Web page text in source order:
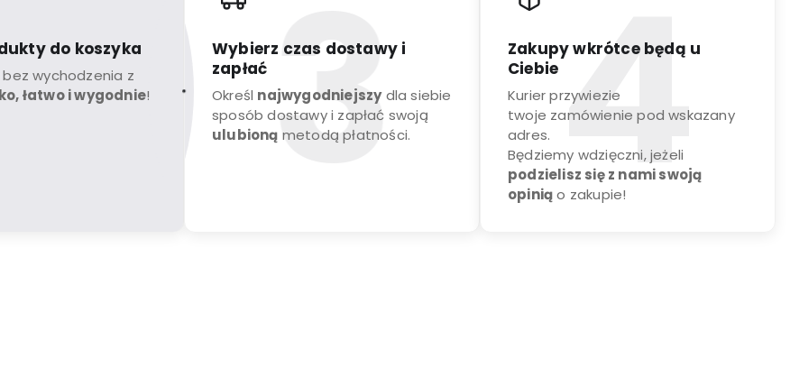
do koszyka
wychodzenia z
łatwo i wygodnie!
Wybierz czas dostawy i
zapłać
Określ najwygodniejszydla siebie
sposób dostawy i zapłać swoją
ulubioną metodą płatności.
Zakupy wkrótce będą u
Ciebie
Kurier przywiezie
twoje zamówienie pod wskazany
adres.
Będziemy wdzięczni, jeżeli
podzielisz się z nami swoją
opiniąo zakupie!